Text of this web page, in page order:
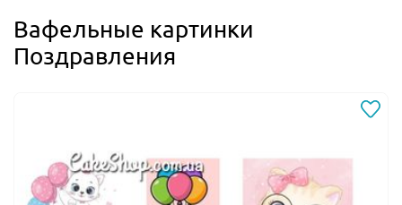
Вафельные картинки
Поздравления